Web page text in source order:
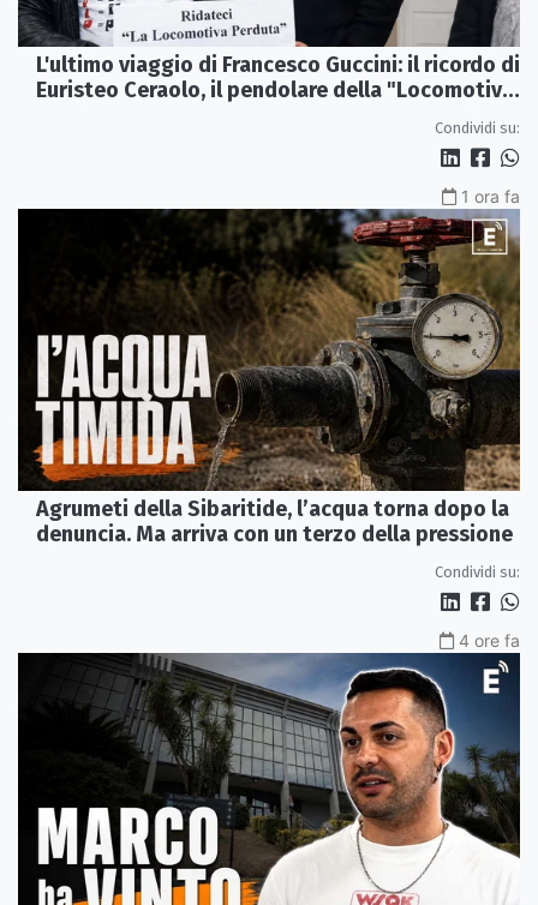
L'ultimo viaggio di Francesco Guccini: il ricordo di
Euristeo Ceraolo, il pendolare della "Locomotiva
Condividi su:
1 ora fa
Agrumeti della Sibaritide, l’acqua torna dopo la
denuncia. Ma arriva con un terzo della pressione
Condividi su:
4 ore fa